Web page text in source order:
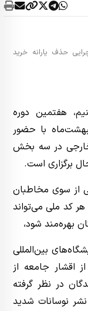
حذف یارانه خرید
، هفتمین دوره
کتاب تهران از 26 اردیبهشت‌ماه با حضور
ناشر داخلی و 22 ناشر خارجی در سه بخش
برگزاری است.
از سوی مخاطبان
هر کد ملی می‌تواند
بین‌المللی
اقشار جامعه از
در نظر گرفته
نوسانات شدید